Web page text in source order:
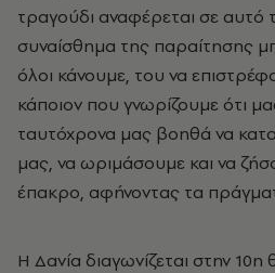
τραγούδι αναφέρεται σε αυτό
συναίσθημα της παραίτησης
όλοι κάνουμε, του να
κάποιον που γνωρίζουμε ότι
ταυτόχρονα μας βοηθά να
μας, να ωριμάσουμε και να
έπακρο, αφήνοντας τα
Η Δανία διαγωνίζεται στην